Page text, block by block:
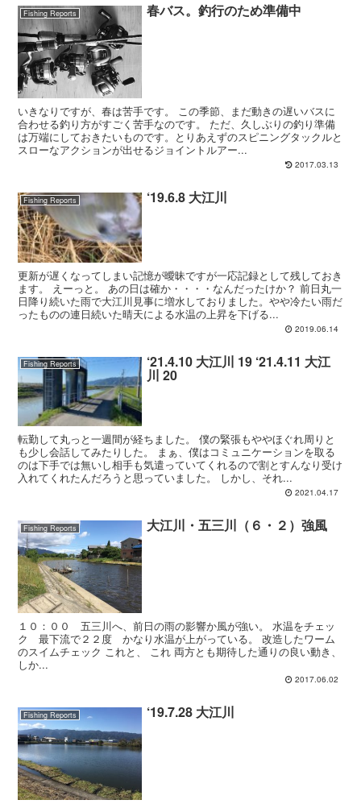
Fishing Reports 春バス。釣行のため準備中
いきなりですが、春は苦手です。 この季節、まだ動きの遅いバスに
合わせる釣り方がすごく苦手なのです。 ただ、久しぶりの釣り準備
は万端にしておきたいものです。とりあえずのスピニングタックルと
スローなアクションが出せるジョイントルアー...
2017.03.13
Fishing Reports ‘19.6.8 大江川
更新が遅くなってしまい記憶が曖昧ですが一応記録として残しておき
ます。 えーっと。 あの日は確か・・・・なんだったけか？ 前日丸一
日降り続いた雨で大江川見事に増水しておりました。やや冷たい雨だ
ったものの連日続いた晴天による水温の上昇を下げる...
2019.06.14
Fishing Reports ‘21.4.10 大江川 19 ‘21.4.11 大江
川 20
転勤して丸っと一週間が経ちました。 僕の緊張もややほぐれ周りと
も少し会話してみたりした。 まぁ、僕はコミュニケーションを取る
のは下手では無いし相手も気遣っていてくれるので割とすんなり受け
入れてくれたんだろうと思っていました。 しかし、それ...
2021.04.17
Fishing Reports 大江川・五三川（６・２）強風
１０：００ 五三川へ、前日の雨の影響か風が強い。 水温をチェッ
ク 最下流で２２度 かなり水温が上がっている。 改造したワーム
のスイムチェック これと、 これ 両方とも期待した通りの良い動き、
しか...
2017.06.02
Fishing Reports ‘19.7.28 大江川